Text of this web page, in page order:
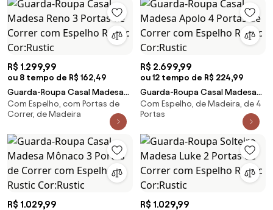
R$ 1.299,99
ou 8 tempo de R$ 162,49
Guarda-Roupa Casal Madesa
Reno 3 Portas de Correr com
Espelho Rustic Cor:Rustic
Com Espelho, com Portas de
Correr, de Madeira
R$ 2.699,99
ou 12 tempo de R$ 224,99
Guarda-Roupa Casal Madesa
Apolo 4 Portas de Correr com
Espelho Rustic Cor:Rustic
Com Espelho, de Madeira, de 4
Portas
R$ 1.029,99 R$ 1.029,99